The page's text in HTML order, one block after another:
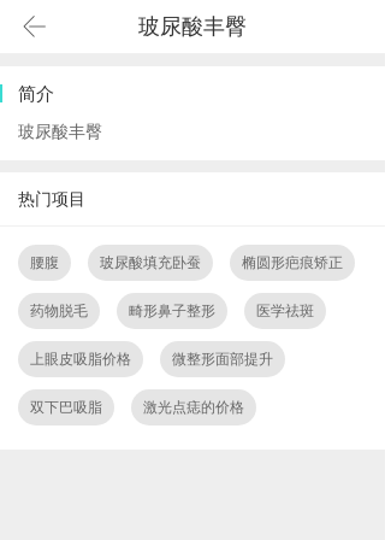
玻尿酸丰臀
简介
玻尿酸丰臀
热门项目
腰腹 玻尿酸填充卧蚕 椭圆形疤痕矫正
药物脱毛 畸形鼻子整形 医学祛斑
上眼皮吸脂价格 微整形面部提升
双下巴吸脂 激光点痣的价格